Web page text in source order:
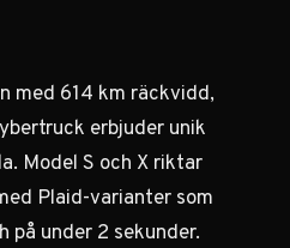
med 614 km räckvidd,
erbjuder unik
Model S och X riktar
Plaid-varianter som
under 2 sekunder.